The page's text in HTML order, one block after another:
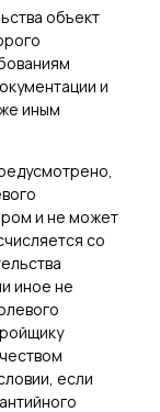
объект
и
иным
и не может
со
иное не
если